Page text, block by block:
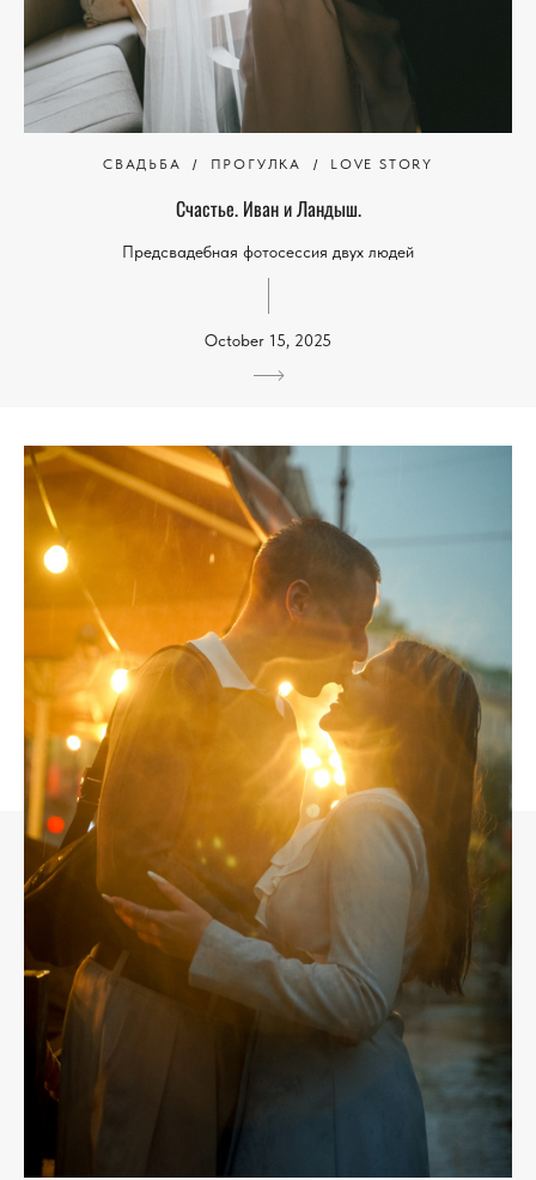
СВАДЬБА ПРОГУЛКА LOVE STORY
Счастье. Иван и Ландыш.
Предсвадебная фотосессия двух людей
October 15, 2025